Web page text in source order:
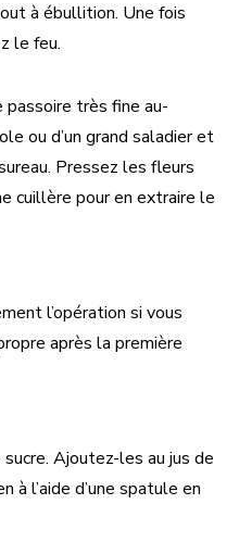
à ébullition. Une fois
le feu.
passoire très fine au-
ou d’un grand saladier et
Pressez les fleurs
cuillère pour en extraire le
l’opération si vous
après la première
Ajoutez-les au jus de
à l’aide d’une spatule en